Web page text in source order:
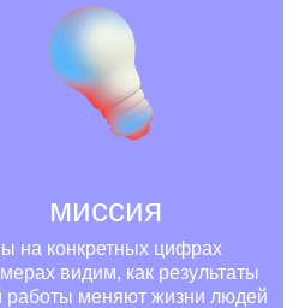
миссия
на конкретных цифрах
видим, как результаты
работы меняют жизни людей